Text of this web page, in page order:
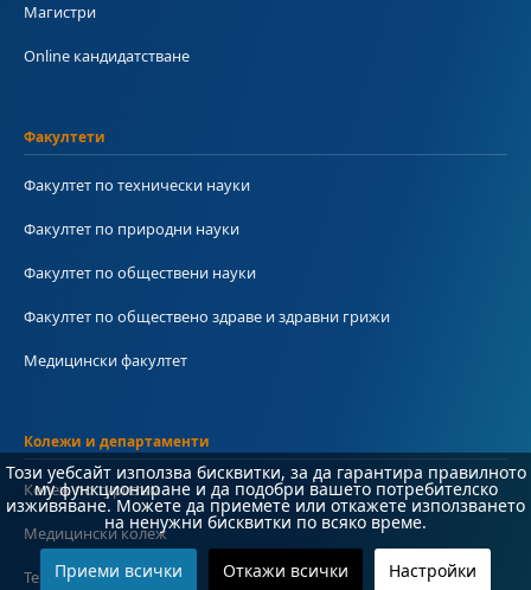
Магистри
Online кандидатстване
Факултети
Факултет по технически науки
Факултет по природни науки
Факултет по обществени науки
Факултет по обществено здраве и здравни грижи
Медицински факултет
Колежи и департаменти
Колеж по туризъм
Медицински колеж
Технически колеж
Този уебсайт използва бисквитки, за да гарантира правилното
му функциониране и да подобри вашето потребителско
изживяване. Можете да приемете или откажете използването
на ненужни бисквитки по всяко време.
Приеми всички Откажи всички Настройки